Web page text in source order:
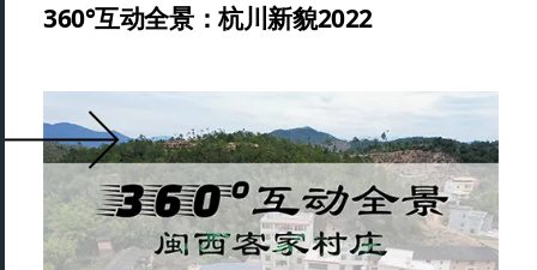
360°互动全景：杭川新貌2022